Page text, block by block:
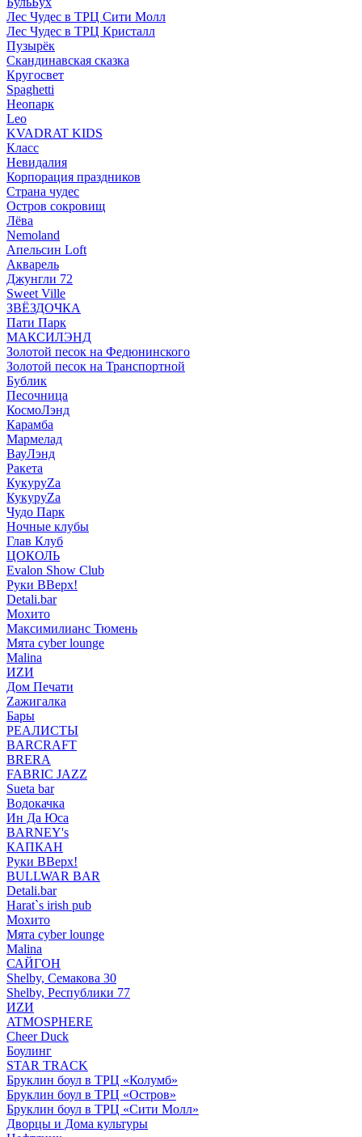
Лес Чудес в ТРЦ Сити Молл
Лес Чудес в ТРЦ Кристалл
Пузырëк
Скандинавская сказка
Кругосвет
Spaghetti
Неопарк
Leo
KVADRAT KIDS
Класс
Невидалия
Корпорация праздников
Страна чудес
Остров сокровищ
Лёва
Nemoland
Апельсин Loft
Акварель
Джунгли 72
Sweet Ville
ЗВЁЗДОЧКА
Пати Парк
МАКСИЛЭНД
Золотой песок на Федюнинского
Золотой песок на Транспортной
Бублик
Песочница
КосмоЛэнд
Карамба
Мармелад
ВауЛэнд
Ракета
КукуруZа
КукуруZа
Чудо Парк
Ночные клубы
Глав Клуб
ЦОКОЛЬ
Evalon Show Club
Руки ВВерх!
Detali.bar
Мохито
Максимилианс Тюмень
Мята cyber lounge
Malina
ИZИ
Дом Печати
Zажигалка
Бары
РЕАЛИСТЫ
BARCRAFT
BRERA
FABRIC JAZZ
Sueta bar
Водокачка
Ин Да Юса
BARNEY's
КАПКАН
Руки ВВерх!
BULLWAR BAR
Detali.bar
Harat`s irish pub
Мохито
Мята cyber lounge
Malina
САЙГОН
Shelby, Семакова 30
Shelby, Республики 77
ИZИ
ATMOSPHERE
Cheer Duck
Боулинг
STAR TRACK
Бруклин боул в ТРЦ «Колумб»
Бруклин боул в ТРЦ «Остров»
Бруклин боул в ТРЦ «Сити Молл»
Дворцы и Дома культуры